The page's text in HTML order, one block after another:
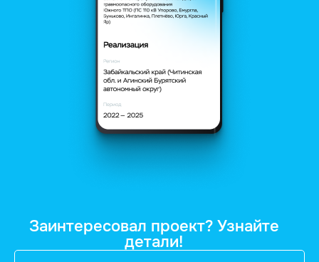
Заинтересовал проект? Узнайте
детали!